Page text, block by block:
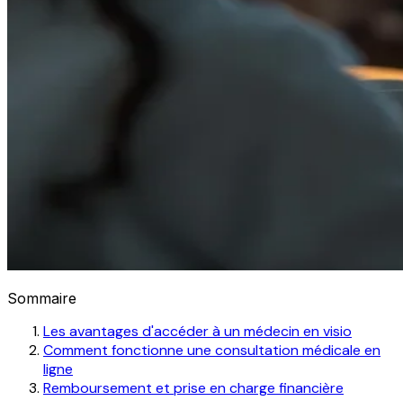
Sommaire
Les avantages d'accéder à un médecin en visio
Comment fonctionne une consultation médicale en
ligne
Remboursement et prise en charge financière